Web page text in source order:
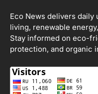
Eco
Eco
Eco News delivers daily
living, renewable
Stay informed on eco-
protection, and organic